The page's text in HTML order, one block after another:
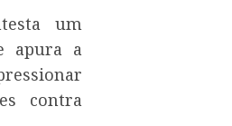
um
apura a
contra